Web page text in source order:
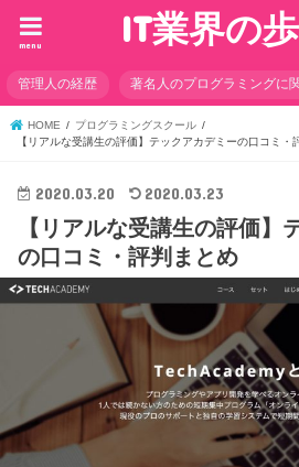
IT業界の
menu
管理人の経歴 著名人のプログラミングに
HOME
プログラミングスクール
【リアルな受講生の評価】テックアカデミーの口コミ・
2020.03.20 2020.03.23
【リアルな受講生の評価】
の口コミ・評判まとめ